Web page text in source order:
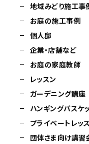
地域みどり施工事
お庭の施工事例
個人邸
企業・店舗など
お庭の家庭教師
レッスン
ガーデニング講座
ハンギングバスケ
プライベートレッ
団体さま向け講習